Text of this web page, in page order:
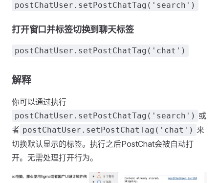
postChatUser.setPostChatTag('search')
打开窗口并标签切换到聊天标签
postChatUser.setPostChatTag('chat')
解释
你可以通过执行
postChatUser.setPostChatTag('search') 或
者 postChatUser.setPostChatTag('chat') 来
切换默认显示的标签。执行之后PostChat会被自动打
开。无需处理打开行为。